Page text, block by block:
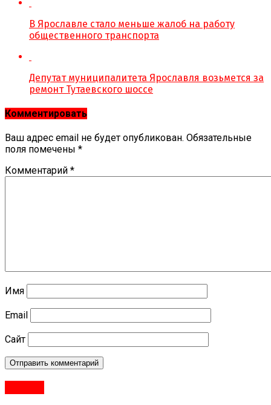
В Ярославле стало меньше жалоб на работу
общественного транспорта
Депутат муниципалитета Ярославля возьмется за
ремонт Тутаевского шоссе
Комментировать
Ваш адрес email не будет опубликован. Обязательные
поля помечены *
Комментарий *
Имя
Email
Сайт